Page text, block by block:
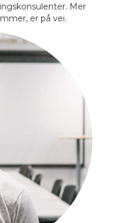
Mer
er på vei.